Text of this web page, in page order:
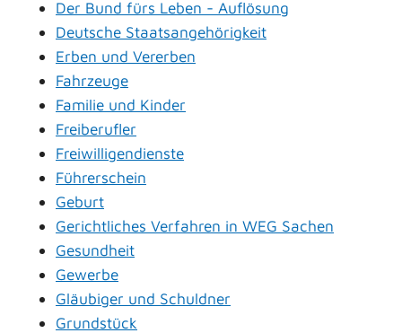
Der Bund fürs Leben - Auflösung
Deutsche Staatsangehörigkeit
Erben und Vererben
Fahrzeuge
Familie und Kinder
Freiberufler
Freiwilligendienste
Führerschein
Geburt
Gerichtliches Verfahren in WEG Sachen
Gesundheit
Gewerbe
Gläubiger und Schuldner
Grundstück